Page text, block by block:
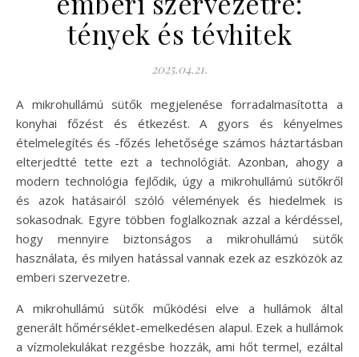
tények és tévhitek
2025.04.21.
A mikrohullámú sütők megjelenése forradalmasította a
konyhai főzést és étkezést. A gyors és kényelmes
ételmelegítés és -főzés lehetősége számos háztartásban
elterjedtté tette ezt a technológiát. Azonban, ahogy a
modern technológia fejlődik, úgy a mikrohullámú sütőkről
és azok hatásairól szóló vélemények és hiedelmek is
sokasodnak. Egyre többen foglalkoznak azzal a kérdéssel,
hogy mennyire biztonságos a mikrohullámú sütők
használata, és milyen hatással vannak ezek az eszközök az
emberi szervezetre.
A mikrohullámú sütők működési elve a hullámok által
generált hőmérséklet-emelkedésen alapul. Ezek a hullámok
a vízmolekulákat rezgésbe hozzák, ami hőt termel, ezáltal